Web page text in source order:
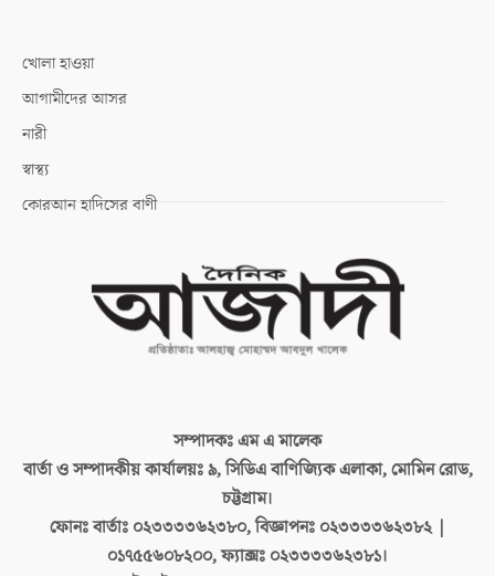
খোলা হাওয়া
আগামীদের আসর
নারী
স্বাস্থ্য
কোরআন হাদিসের বাণী
সম্পাদকঃএম এ মালেক
বার্তা ও সম্পাদকীয় কার্যালয়ঃ৯, সিডিএ বাণিজ্যিক এলাকা, মোমিন রোড,
চট্টগ্রাম।
ফোনঃ বার্তাঃ ০২৩৩৩৩৬২৩৮০, বিজ্ঞাপনঃ ০২৩৩৩৩৬২৩৮২ |
০১৭৫৫৬০৮২০০, ফ্যাক্সঃ ০২৩৩৩৩৬২৩৮১।